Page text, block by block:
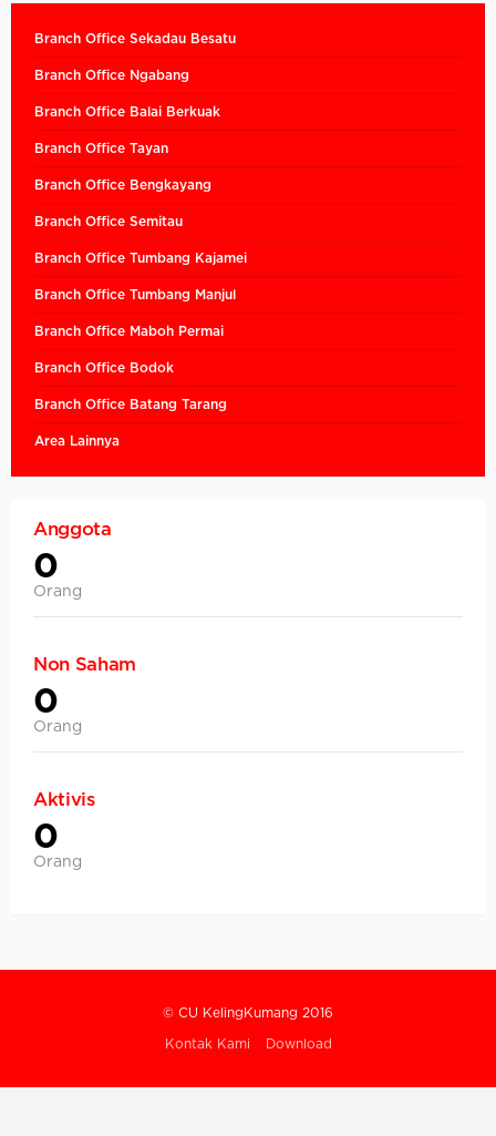
Branch Office Sekadau Besatu
Branch Office Ngabang
Branch Office Balai Berkuak
Branch Office Tayan
Branch Office Bengkayang
Branch Office Semitau
Branch Office Tumbang Kajamei
Branch Office Tumbang Manjul
Branch Office Maboh Permai
Branch Office Bodok
Branch Office Batang Tarang
Area Lainnya
Anggota
0
Orang
Non Saham
0
Orang
Aktivis
0
Orang
© CU KelingKumang 2016
Kontak Kami Download